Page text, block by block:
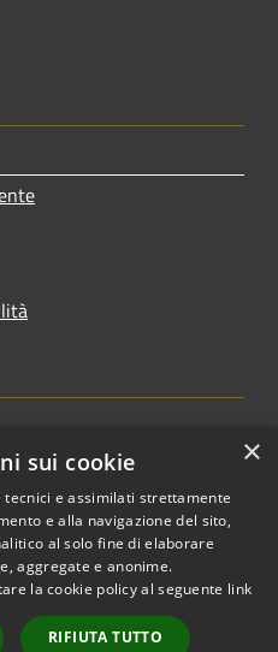
Copyright © 2026 • Comune di
Municipium•
Accesso
×
sui cookie
e assimilati strettamente
e alla navigazione del sito,
al solo fine di elaborare
aggregate e anonime.
la cookie policy al seguente link
RIFIUTA TUTTO